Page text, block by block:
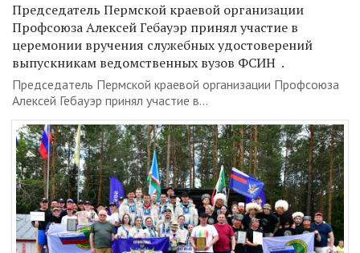
Председатель Пермской краевой организации
Профсоюза Алексей Гебауэр принял участие в
церемонии вручения служебных удостоверений
выпускникам ведомственных вузов ФСИН .
Председатель Пермской краевой организации Профсоюза
Алексей Гебауэр принял участие в...